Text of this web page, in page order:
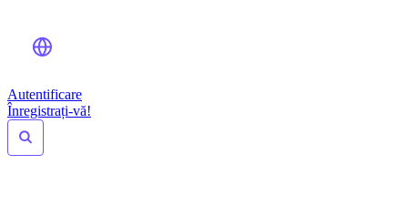
Autentificare
Înregistrați-vă!